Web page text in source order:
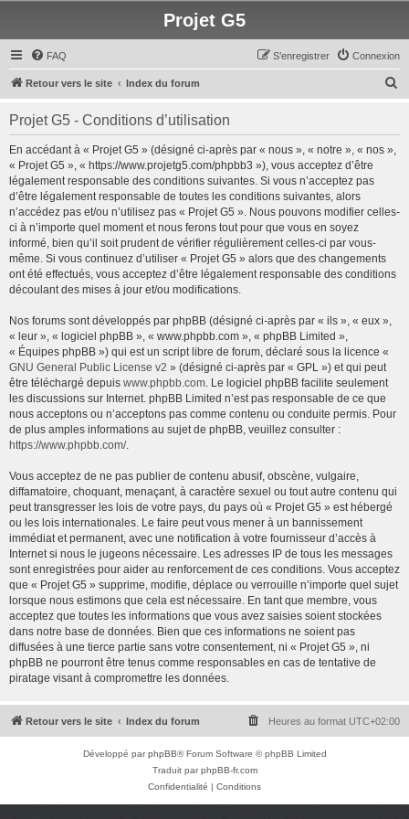
Projet G5
FAQ Connexion
S’enregistrer
Retour vers le site Index du forum
c
Projet G5 - Conditions d’utilisation
En accédant à « Projet G5 » (désigné ci-après par « nous », « notre », « nos »,
« Projet G5 », « https://www.projetg5.com/phpbb3 »), vous acceptez d’être
légalement responsable des conditions suivantes. Si vous n’acceptez pas
d’être légalement responsable de toutes les conditions suivantes, alors
n’accédez pas et/ou n’utilisez pas « Projet G5 ». Nous pouvons modifier celles-
ci à n’importe quel moment et nous ferons tout pour que vous en soyez
informé, bien qu’il soit prudent de vérifier régulièrement celles-ci par vous-
même. Si vous continuez d’utiliser « Projet G5 » alors que des changements
ont été effectués, vous acceptez d’être légalement responsable des conditions
découlant des mises à jour et/ou modifications.
Nos forums sont développés par phpBB (désigné ci-après par « ils », « eux »,
« leur », « logiciel phpBB », « www.phpbb.com », « phpBB Limited »,
« Équipes phpBB ») qui est un script libre de forum, déclaré sous la licence «
GNU General Public License v2 » (désigné ci-après par « GPL ») et qui peut
être téléchargé depuis www.phpbb.com. Le logiciel phpBB facilite seulement
les discussions sur Internet. phpBB Limited n’est pas responsable de ce que
nous acceptons ou n’acceptons pas comme contenu ou conduite permis. Pour
de plus amples informations au sujet de phpBB, veuillez consulter :
https://www.phpbb.com/.
Vous acceptez de ne pas publier de contenu abusif, obscène, vulgaire,
diffamatoire, choquant, menaçant, à caractère sexuel ou tout autre contenu qui
peut transgresser les lois de votre pays, du pays où « Projet G5 » est hébergé
ou les lois internationales. Le faire peut vous mener à un bannissement
immédiat et permanent, avec une notification à votre fournisseur d’accès à
Internet si nous le jugeons nécessaire. Les adresses IP de tous les messages
sont enregistrées pour aider au renforcement de ces conditions. Vous acceptez
que « Projet G5 » supprime, modifie, déplace ou verrouille n’importe quel sujet
lorsque nous estimons que cela est nécessaire. En tant que membre, vous
acceptez que toutes les informations que vous avez saisies soient stockées
dans notre base de données. Bien que ces informations ne soient pas
diffusées à une tierce partie sans votre consentement, ni « Projet G5 », ni
phpBB ne pourront être tenus comme responsables en cas de tentative de
piratage visant à compromettre les données.
Retour vers le site Index du forum Heures au format UTC+02:00
Développé parphpBB® Forum Software © phpBB Limited
Traduit parphpBB-fr.com
Confidentialité | Conditions